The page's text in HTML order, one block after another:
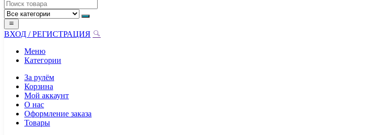
ВХОД / РЕГИСТРАЦИЯ
Меню
Категории
За рулём
Корзина
Мой аккаунт
О нас
Оформление заказа
Товары